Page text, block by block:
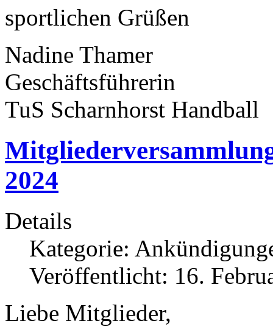
sportlichen Grüßen
Nadine Thamer
Geschäftsführerin
TuS Scharnhorst Handball
2024
Details
Kategorie:
Veröffentlicht: 16.
Liebe Mitglieder,